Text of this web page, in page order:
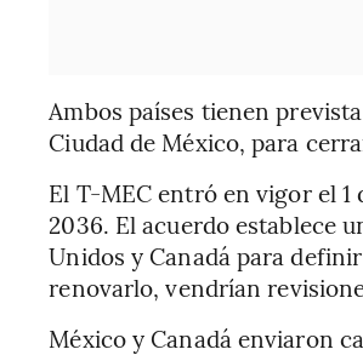
Ambos países tienen
Ciudad de México, para
El T-MEC entró en vigor el 1
2036. El acuerdo establece
Unidos y Canadá para
renovarlo, vendrían
México y Canadá enviaron